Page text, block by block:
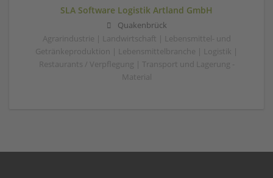
SLA Software Logistik Artland GmbH
Quakenbrück
Agrarindustrie | Landwirtschaft | Lebensmittel- und
Getränkeproduktion | Lebensmittelbranche | Logistik |
Restaurants / Verpflegung | Transport und Lagerung -
Material